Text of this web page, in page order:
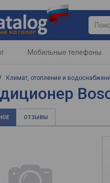
Мобильные телефоны
Климат, отопление и
ОТЗЫВЫ